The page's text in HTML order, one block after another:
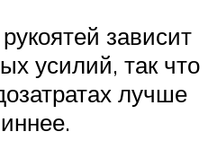
зависит
усилий, так что
лучше